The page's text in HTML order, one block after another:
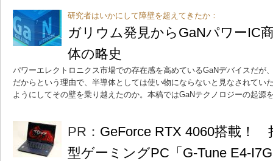
研究者はいかにして障壁を超えてきたか：
ガリウム発見からGaNパワーIC
体の略史
パワーエレクトロニクス市場での存在感を高めているGaNデバイスだが
だからという理由で、半導体としては使い物にならないと見なされてい
ようにしてその壁を乗り越えたのか。本稿ではGaNテクノロジーの起源
PR： GeForce RTX 4060搭載！
型ゲーミングPC「G-Tune E4-